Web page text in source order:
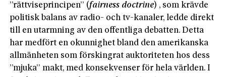
”rättviseprincipen” (fairness doctrine) , som krävde
politisk balans av radio- och tv-kanaler, ledde direkt
till en utarmning av den offentliga debatten. Detta
har medfört en okunnighet bland den amerikanska
allmänheten som förskingrat auktoriteten hos dess
”mjuka” makt, med konsekvenser för hela världen. I